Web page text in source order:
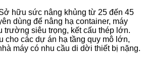
hữu sức nâng khủng từ 25 đến 45
dùng để nâng hạ container, máy
trường siêu trọng, kết cấu thép lớn.
cho các dự án hạ tầng quy mô lớn,
máy có nhu cầu di dời thiết bị nặng.